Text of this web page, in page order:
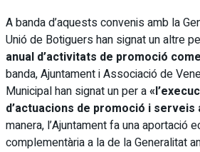
A banda d’aquests convenis amb la
Unió de Botiguers han signat un altre
anual d’activitats de promoció
banda, Ajuntament i Associació de
Municipal han signat un per a
d’actuacions de promoció i serveis
manera, l’Ajuntament fa una aportació
complementària a la de la Generalitat